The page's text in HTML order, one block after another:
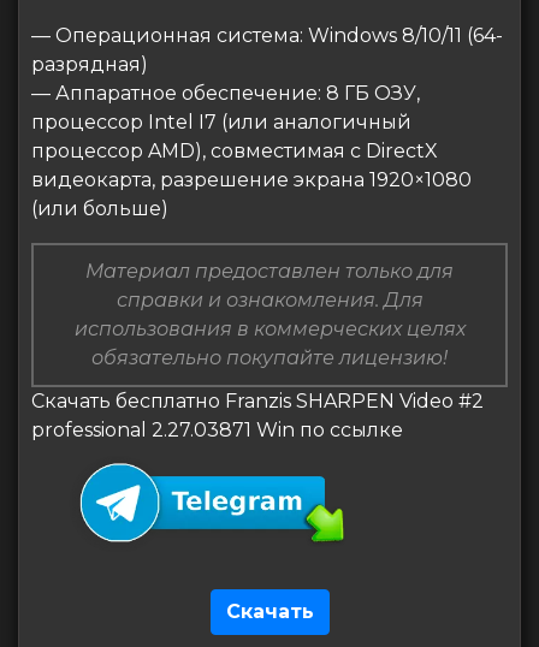
— Операционная система: Windows 8/10/11 (64-
разрядная)
— Аппаратное обеспечение: 8 ГБ ОЗУ,
процессор Intel I7 (или аналогичный
процессор AMD), совместимая с DirectX
видеокарта, разрешение экрана 1920×1080
(или больше)
Материал предоставлен только для
справки и ознакомления. Для
использования в коммерческих целях
обязательно покупайте лицензию!
Скачать бесплатно Franzis SHARPEN Video #2
professional 2.27.03871 Win по ссылке
Скачать